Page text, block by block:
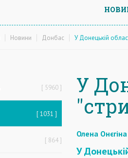
Новини Донбас У Донецькій
5960
1031
864
У
Олена Онєгіна
У